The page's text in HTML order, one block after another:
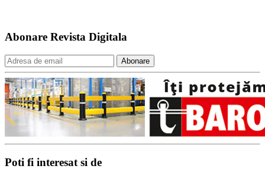
Abonare Revista Digitala
Poti fi interesat si de